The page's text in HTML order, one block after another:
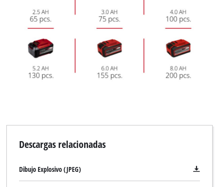
Descargas relacionadas
Dibujo Explosivo (JPEG)